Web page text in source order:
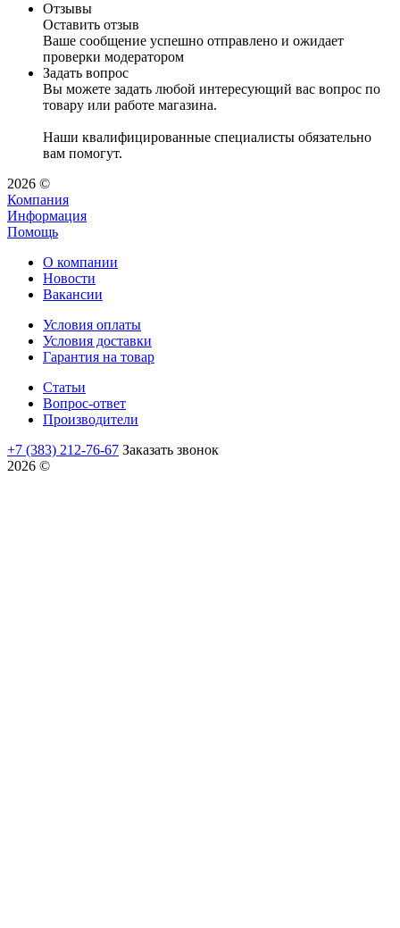
Отзывы
Оставить отзыв
Ваше сообщение успешно отправлено и ожидает
проверки модератором
Задать вопрос
Вы можете задать любой интересующий вас вопрос по
товару или работе магазина.
Наши квалифицированные специалисты обязательно
вам помогут.
2026 ©
Компания
Информация
Помощь
О компании
Новости
Вакансии
Условия оплаты
Условия доставки
Гарантия на товар
Статьи
Вопрос-ответ
Производители
+7 (383) 212-76-67 Заказать звонок
2026 ©